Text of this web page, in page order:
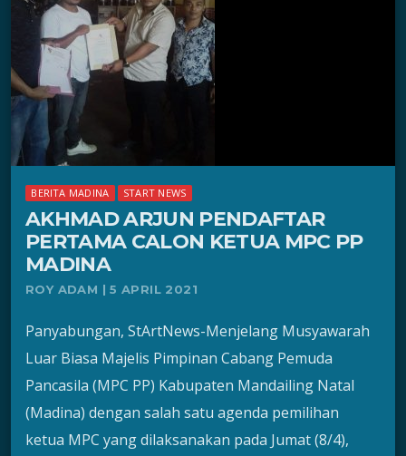
BERITA MADINA START NEWS
AKHMAD ARJUN PENDAFTAR
PERTAMA CALON KETUA MPC PP
MADINA
ROY ADAM | 5 APRIL 2021
Panyabungan, StArtNews-Menjelang Musyawarah
Luar Biasa Majelis Pimpinan Cabang Pemuda
Pancasila (MPC PP) Kabupaten Mandailing Natal
(Madina) dengan salah satu agenda pemilihan
ketua MPC yang dilaksanakan pada Jumat (8/4),